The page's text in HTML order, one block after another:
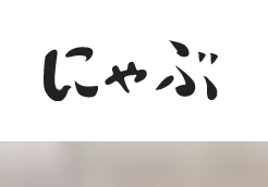
content